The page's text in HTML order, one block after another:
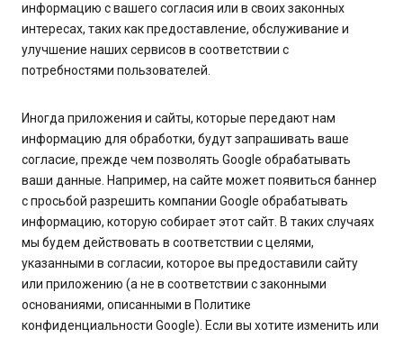
информацию с вашего согласия или в своих законных
интересах, таких как предоставление, обслуживание и
улучшение наших сервисов в соответствии с
потребностями пользователей.
Иногда приложения и сайты, которые передают нам
информацию для обработки, будут запрашивать ваше
согласие, прежде чем позволять Google обрабатывать
ваши данные. Например, на сайте может появиться баннер
с просьбой разрешить компании Google обрабатывать
информацию, которую собирает этот сайт. В таких случаях
мы будем действовать в соответствии с целями,
указанными в согласии, которое вы предоставили сайту
или приложению (а не в соответствии с законными
основаниями, описанными в Политике
конфиденциальности Google). Если вы хотите изменить или